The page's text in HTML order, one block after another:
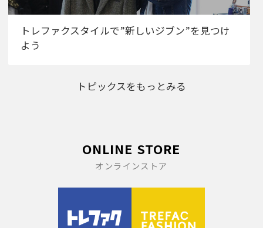
トレファクスタイルで”新しいジブン”を見つけ
よう
トピックスをもっとみる
ONLINE STORE
オンラインストア